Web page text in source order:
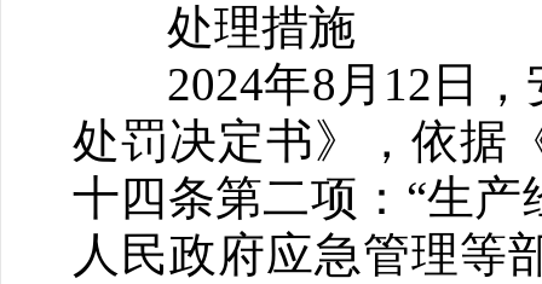
处理措施
2024年8月12日，
处罚决定书》，依据
十四条第二项：“生
人民政府应急管理等